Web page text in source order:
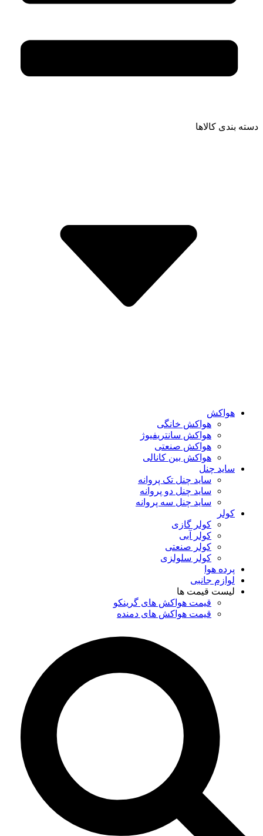
دسته بندی کالاها
هواکش
هواکش خانگی
هواکش سانتریفیوژ
هواکش صنعتی
هواکش بین کانالی
ساید چنل
ساید چنل تک پروانه
ساید چنل دو پروانه
ساید چنل سه پروانه
کولر
کولر گازی
کولر آبی
کولر صنعتی
کولر سلولزی
پرده هوا
لوازم جانبی
لیست قیمت ها
قیمت هواکش های گرینکو
قیمت هواکش های دمنده